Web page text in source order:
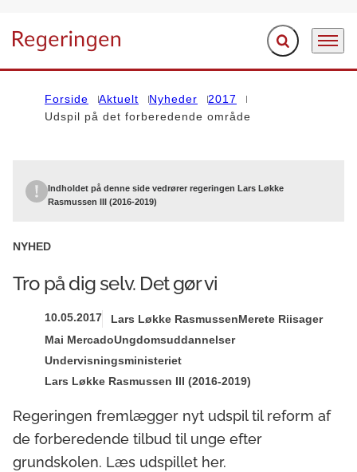
Gå til forsiden Fold søgefelt ud
Menu
Forside Aktuelt Nyheder
2017
Udspil på det forberedende område
Indholdet på denne side vedrører regeringen Lars Løkke
Rasmussen III (2016-2019)
NYHED
Tro på dig selv. Det gør vi
10.05.2017 Lars Løkke RasmussenMerete Riisager
Mai MercadoUngdomsuddannelser
Undervisningsministeriet
Lars Løkke Rasmussen III (2016-2019)
Regeringen fremlægger nyt udspil til reform af
de forberedende tilbud til unge efter
grundskolen. Læs udspillet her.